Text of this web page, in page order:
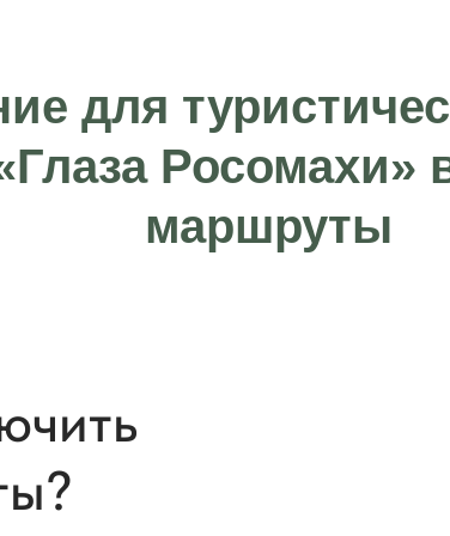
для
Росомахи»
маршруты